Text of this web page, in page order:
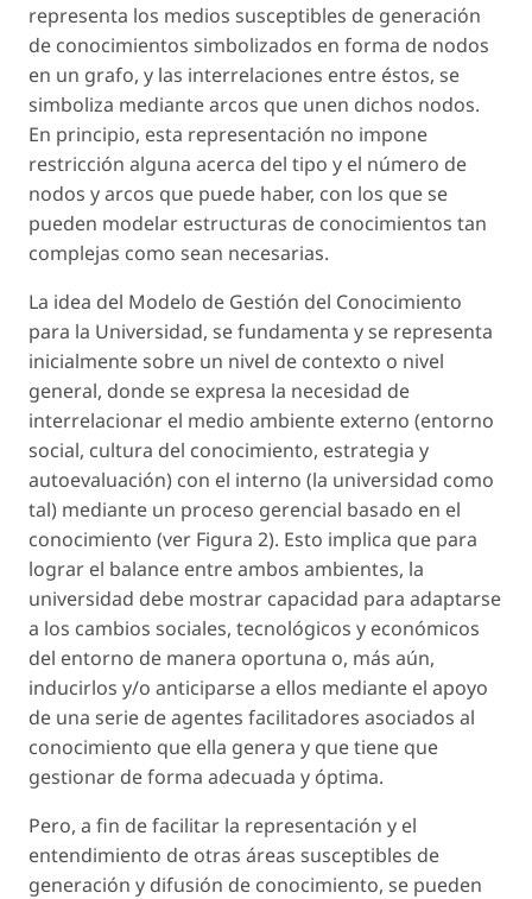
representa los medios susceptibles de generación
de conocimientos simbolizados en forma de nodos
en un grafo, y las interrelaciones entre éstos, se
simboliza mediante arcos que unen dichos nodos.
En principio, esta representación no impone
restricción alguna acerca del tipo y el número de
nodos y arcos que puede haber, con los que se
pueden modelar estructuras de conocimientos tan
complejas como sean necesarias.
La idea del Modelo de Gestión del Conocimiento
para la Universidad, se fundamenta y se representa
inicialmente sobre un nivel de contexto o nivel
general, donde se expresa la necesidad de
interrelacionar el medio ambiente externo (entorno
social, cultura del conocimiento, estrategia y
autoevaluación) con el interno (la universidad como
tal) mediante un proceso gerencial basado en el
conocimiento (ver Figura 2). Esto implica que para
lograr el balance entre ambos ambientes, la
universidad debe mostrar capacidad para adaptarse
a los cambios sociales, tecnológicos y económicos
del entorno de manera oportuna o, más aún,
inducirlos y/o anticiparse a ellos mediante el apoyo
de una serie de agentes facilitadores asociados al
conocimiento que ella genera y que tiene que
gestionar de forma adecuada y óptima.
Pero, a fin de facilitar la representación y el
entendimiento de otras áreas susceptibles de
generación y difusión de conocimiento, se pueden